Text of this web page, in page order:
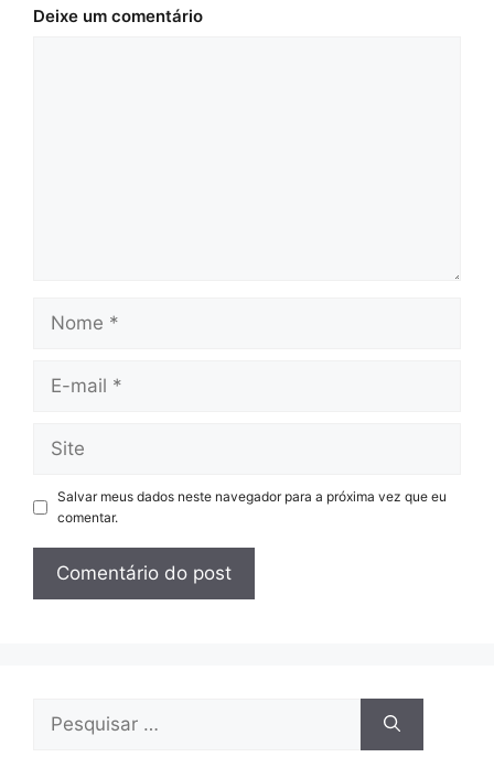
Deixe um comentário
Nome
Site
Salvar meus dados neste navegador para a próxima vez que eu
comentar.
Pesquisar